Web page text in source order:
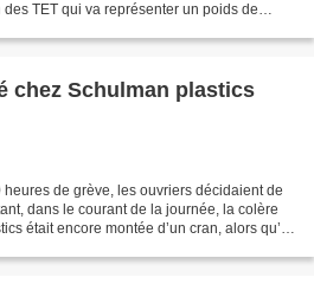
TET qui va représenter un poids de
chez Schulman plastics
de grève, les ouvriers décidaient de
dans le courant de la journée, la colère
était encore montée d’un cran, alors qu’ils